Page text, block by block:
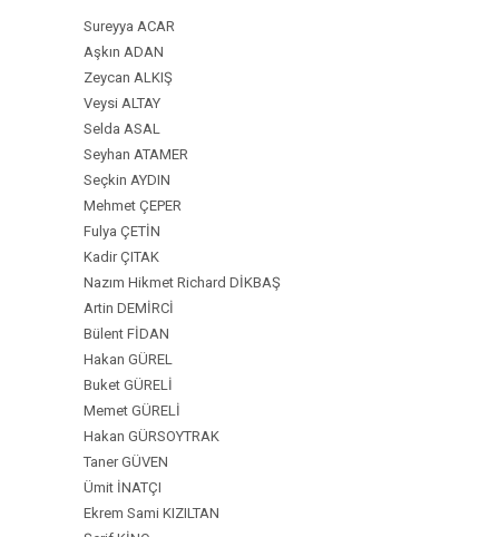
Sureyya ACAR
Aşkın ADAN
Zeycan ALKIŞ
Veysi ALTAY
Selda ASAL
Seyhan ATAMER
Seçkin AYDIN
Mehmet ÇEPER
Fulya ÇETİN
Kadir ÇITAK
Nazım Hikmet Richard DİKBAŞ
Artin DEMİRCİ
Bülent FİDAN
Hakan GÜREL
Buket GÜRELİ
Memet GÜRELİ
Hakan GÜRSOYTRAK
Taner GÜVEN
Ümit İNATÇI
Ekrem Sami KIZILTAN